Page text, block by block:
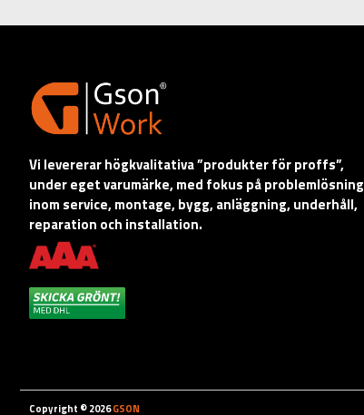
Vi levererar högkvalitativa ”produkter för proffs”,
under eget varumärke, med fokus på problemlösning
inom service, montage, bygg, anläggning, underhåll,
reparation och installation.
Copyright © 2026GSON